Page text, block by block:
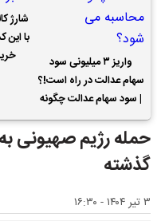
واریز ۳ میلیونی سود
سهام عدالت در راه است!؟
| سود سهام عدالت چگونه
محاسبه می شود؟
شارژ
با این
گذشته
۳ تیر ۱۴۰۴ - ۱۶:۳۰